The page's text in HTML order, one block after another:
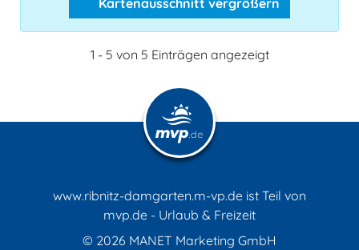
1 - 5 von 5 Einträgen angezeigt
www.ribnitz-damgarten.m-vp.de ist Teil von
mvp.de - Urlaub & Freizeit
© 2026 MANET Marketing GmbH